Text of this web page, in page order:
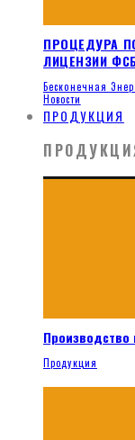
ПРОЦЕДУРА
ЛИЦЕНЗИИ
Бесконечная
Новости
ПРОДУКЦИЯ
Производство
Продукция